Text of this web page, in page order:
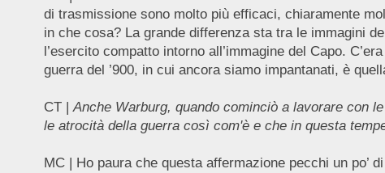
di trasmissione sono molto più efficaci, chiaramente
in che cosa? La grande differenza sta tra le immagini
l’esercito compatto intorno all’immagine del Capo.
guerra del ’900, in cui ancora siamo impantanati, è
CT |Anche Warburg, quando cominciò a lavorare con
le atrocità della guerra così com'è e che in questa
MC | Ho paura che questa affermazione pecchi un po’